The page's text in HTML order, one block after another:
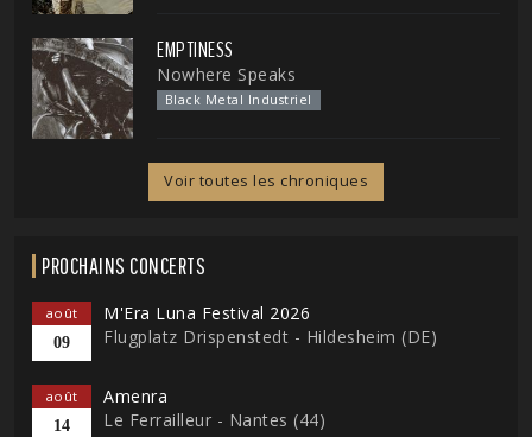
EMPTINESS
Nowhere Speaks
Black Metal Industriel
Voir toutes les chroniques
PROCHAINS CONCERTS
août
09
M'Era Luna Festival 2026
Flugplatz Drispenstedt - Hildesheim (DE)
août
14
Amenra
Le Ferrailleur - Nantes (44)